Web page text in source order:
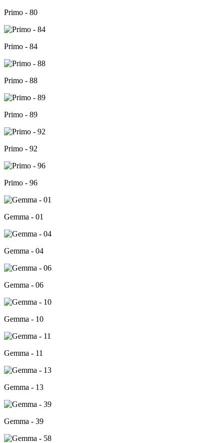
Primo - 80
Primo - 84
Primo - 88
Primo - 89
Primo - 92
Primo - 96
Gemma - 01
Gemma - 04
Gemma - 06
Gemma - 10
Gemma - 11
Gemma - 13
Gemma - 39